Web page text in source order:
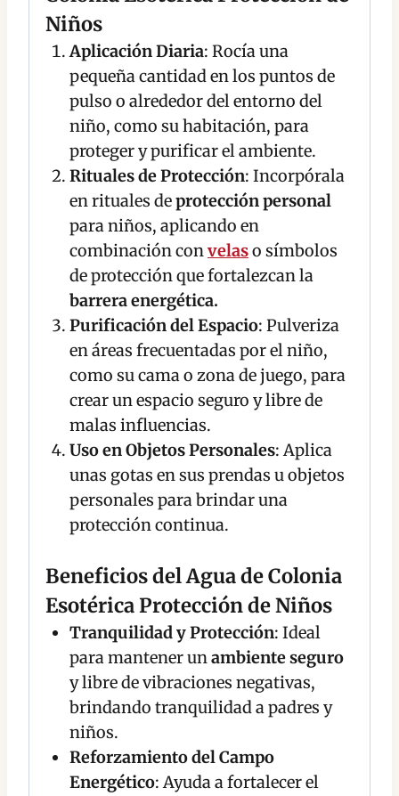
Niños
Aplicación Diaria: Rocía una
pequeña cantidad en los puntos de
pulso o alrededor del entorno del
niño, como su habitación, para
proteger y purificar el ambiente.
Rituales de Protección: Incorpórala
en rituales deprotección personal
para niños, aplicando en
combinación convelaso símbolos
de protección que fortalezcan la
barrera energética.
Purificación del Espacio: Pulveriza
en áreas frecuentadas por el niño,
como su cama o zona de juego, para
crear un espacio seguro y libre de
malas influencias.
Uso en Objetos Personales: Aplica
unas gotas en sus prendas u objetos
personales para brindar una
protección continua.
Beneficios del Agua de Colonia
Esotérica Protección de Niños
Tranquilidad y Protección: Ideal
para mantener unambiente seguro
y libre de vibraciones negativas,
brindando tranquilidad a padres y
niños.
Reforzamiento del Campo
Energético: Ayuda a fortalecer el